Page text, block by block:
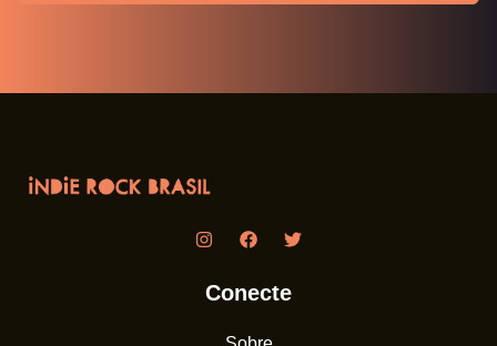
Conecte